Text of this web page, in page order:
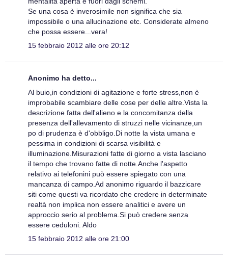
Se una cosa è inverosimile non significa che sia
impossibile o una allucinazione etc. Considerate almeno
che possa essere...vera!
15 febbraio 2012 alle ore 20:12
Anonimo ha detto...
Al buio,in condizioni di agitazione e forte stress,non è
improbabile scambiare delle cose per delle altre.Vista la
descrizione fatta dell'alieno e la concomitanza della
presenza dell'allevamento di struzzi nelle vicinanze,un
po di prudenza è d'obbligo.Di notte la vista umana e
pessima in condizioni di scarsa visibilità e
illuminazione.Misurazioni fatte di giorno a vista lasciano
il tempo che trovano fatte di notte.Anche l'aspetto
relativo ai telefonini può essere spiegato con una
mancanza di campo.Ad anonimo riguardo il bazzicare
siti come questi va ricordato che credere in determinate
realtà non implica non essere analitici e avere un
approccio serio al problema.Si può credere senza
essere ceduloni. Aldo
15 febbraio 2012 alle ore 21:00